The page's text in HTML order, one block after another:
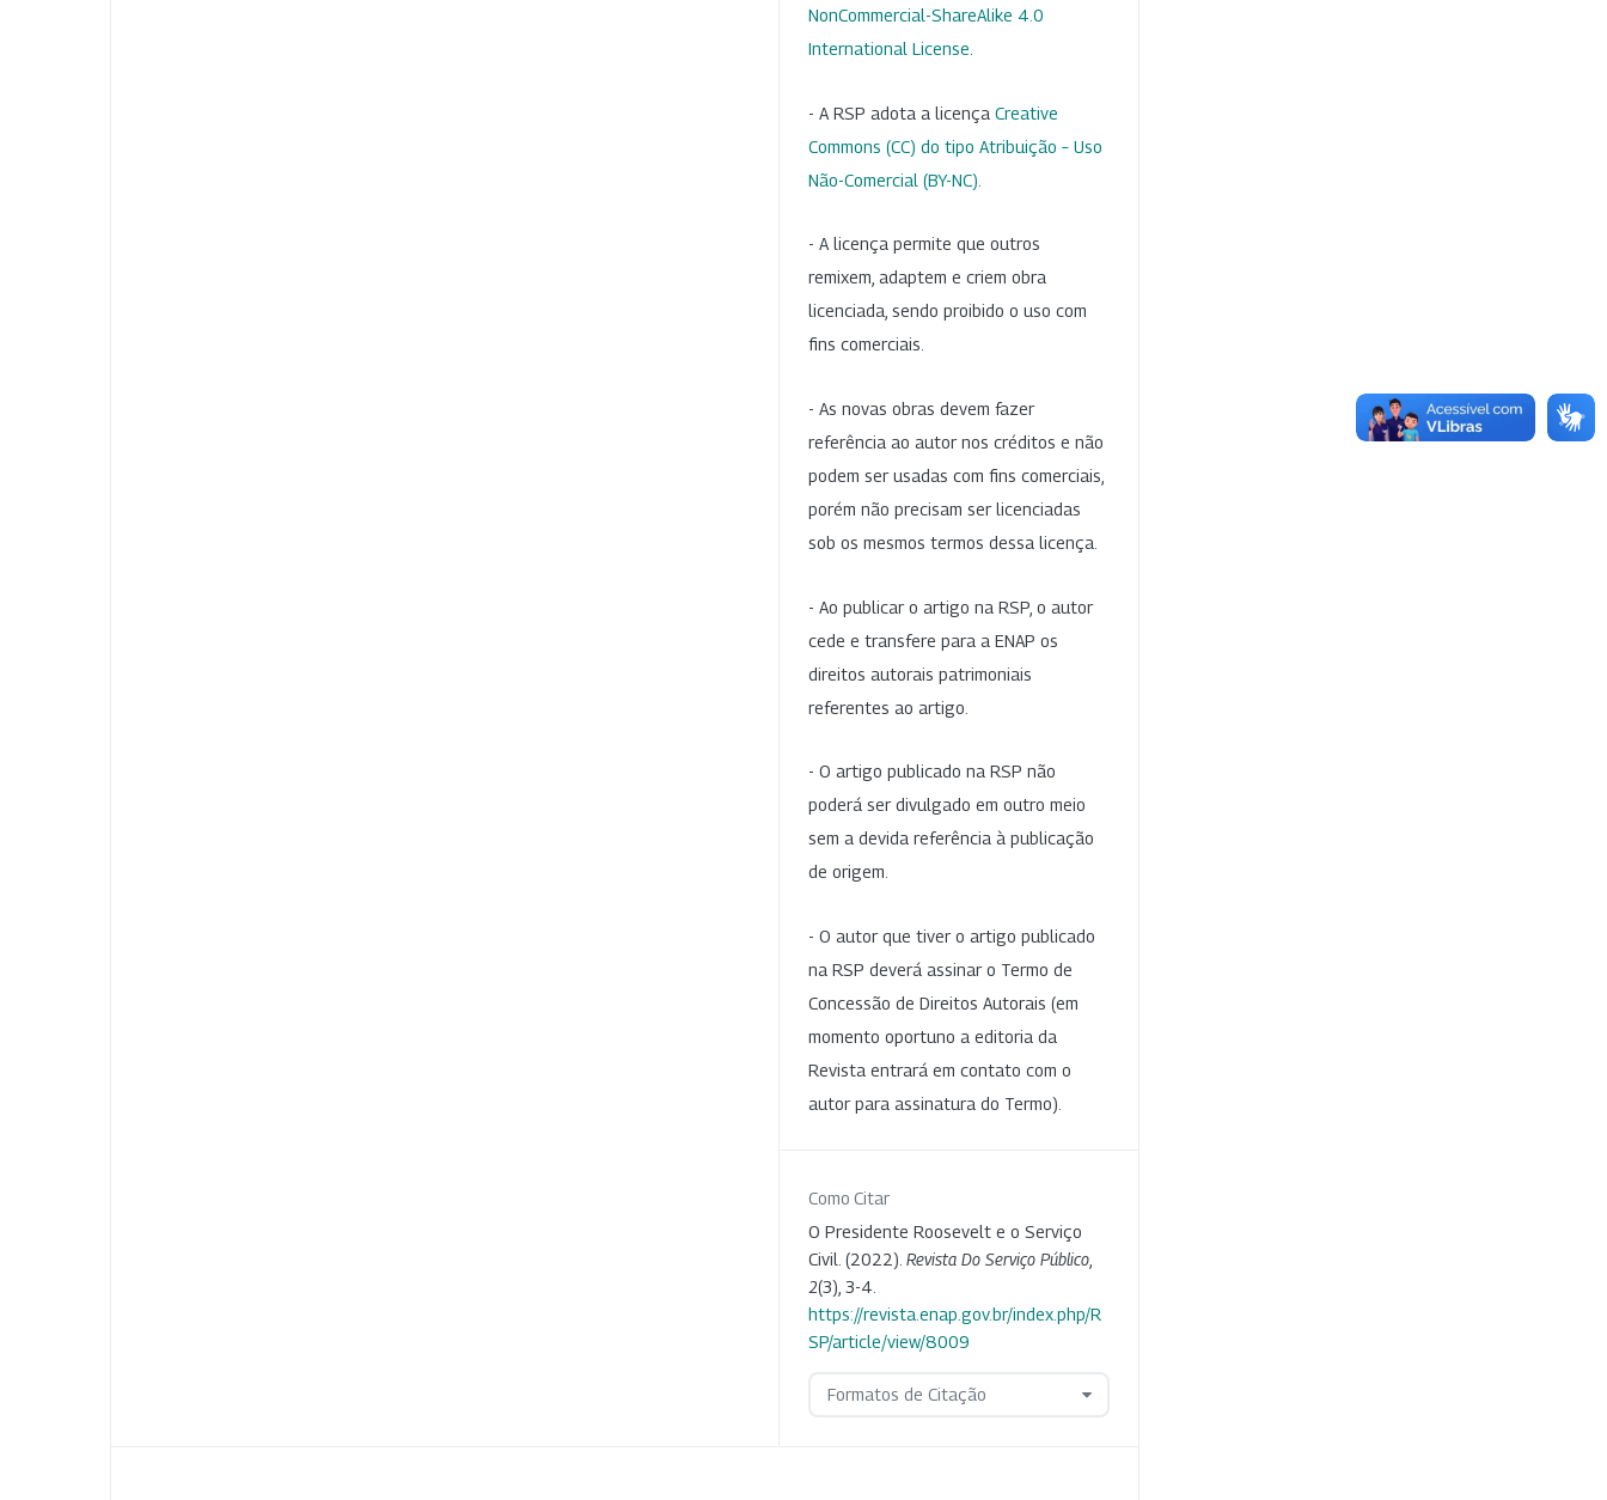
NonCommercial-ShareAlike 4.0
International License
- A RSP adota a licença Creative
Commons (CC) do tipo Atribuição – Uso
Não-Comercial (BY-NC)
- A licença permite que outros
remixem, adaptem e criem obra
licenciada, sendo proibido o uso com
fins comerciais.
- As novas obras devem fazer
referência ao autor nos créditos e não
podem ser usadas com fins comerciais,
porém não precisam ser licenciadas
sob os mesmos termos dessa licença.
- Ao publicar o artigo na RSP, o autor
cede e transfere para a ENAP os
direitos autorais patrimoniais
referentes ao artigo.
- O artigo publicado na RSP não
poderá ser divulgado em outro meio
sem a devida referência à publicação
de origem.
- O autor que tiver o artigo publicado
na RSP deverá assinar o Termo de
Concessão de Direitos Autorais (em
momento oportuno a editoria da
Revista entrará em contato com o
autor para assinatura do Termo).
Como Citar
O Presidente Roosevelt e o Serviço
Civil. (2022). Revista Do Serviço Público
2(3), 3-4.
https://revista.enap.gov.br/index.php/R
SP/article/view/8009
Formatos de Citação